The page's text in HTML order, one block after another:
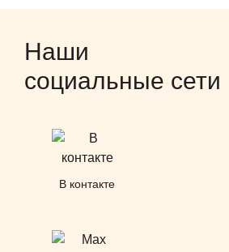
Наши
социальные сети
В контакте